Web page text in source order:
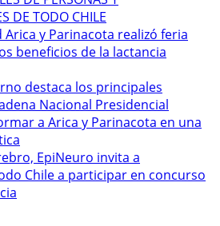
DE TODO CHILE
Arica y Parinacota realizó feria
beneficios de la lactancia
destaca los principales
Nacional Presidencial
a Arica y Parinacota en una
EpiNeuro invita a
Chile a participar en concurso